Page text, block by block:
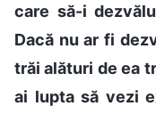
care să-i
Dacă nu ar fi
trăi alături de ea
ai lupta să vezi